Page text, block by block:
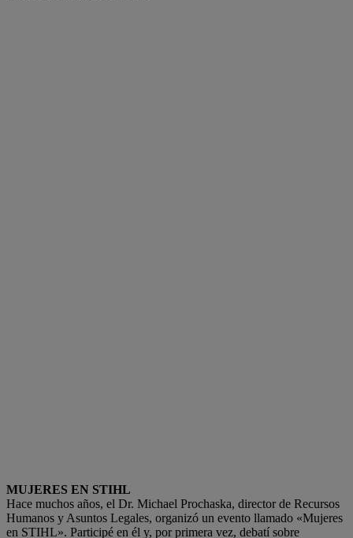
MUJERES EN STIHL
Hace muchos años, el Dr. Michael Prochaska, director de Recursos
Humanos y Asuntos Legales, organizó un evento llamado «Mujeres
en STIHL». Participé en él y, por primera vez, debatí sobre